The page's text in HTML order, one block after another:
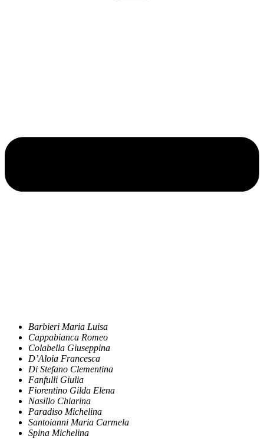
Barbieri Maria Luisa
Cappabianca Romeo
Colabella Giuseppina
D’Aloia Francesca
Di Stefano Clementina
Fanfulli Giulia
Fiorentino Gilda Elena
Nasillo Chiarina
Paradiso Michelina
Santoianni Maria Carmela
Spina Michelina